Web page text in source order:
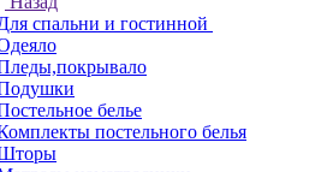
спальни и гостинной
белье
постельного белья